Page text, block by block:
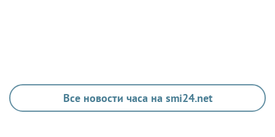
Все новости часа на smi24.net